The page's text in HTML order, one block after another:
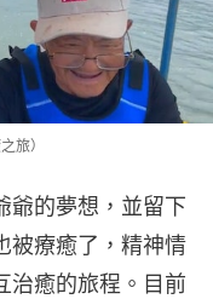
旅）
爺的夢想，並留下
被療癒了，精神情
治癒的旅程。目前